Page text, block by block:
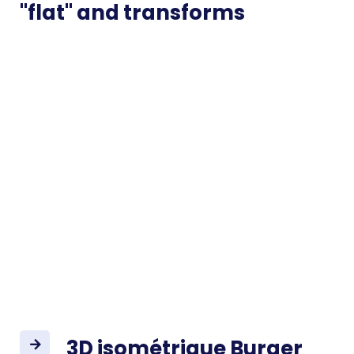
"flat" and transforms